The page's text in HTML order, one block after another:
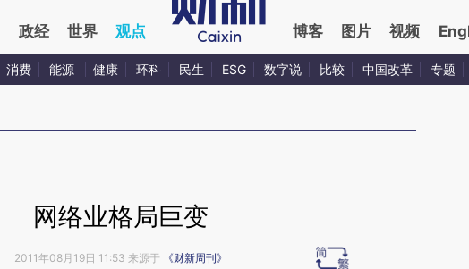
政经 世界 观点 博客 图片 视频
消费 能源 健康 环科 民生 ESG 数字说 比较 中国改革 专题
网络业格局巨变
2011年08月19日 11:53 来源于 《财新周刊》